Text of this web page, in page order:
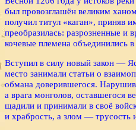
был провозглашён великим
получил титул «каган», приняв
преобразилась: разрозненные и
кочевые племена объединились
Вступил в силу новый закон —
место занимали статьи о
обмана доверившегося.
а врага монголов, оставшегося
щадили и принимали в своё
и храбрость, а злом — трусость